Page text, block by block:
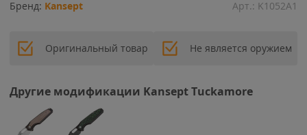
Бренд: Kansept Арт.: K1052A1
Оригинальный товар Не является оружием
Другие модификации Kansept Tuckamore